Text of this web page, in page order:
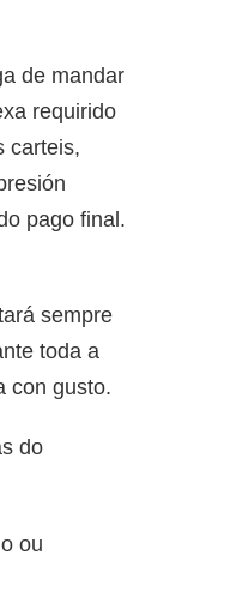
de mandar
requirido
carteis,
pago final.
sempre
toda a
con gusto.
do
ou